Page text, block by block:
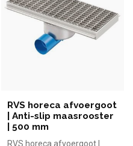
RVS horeca afvoergoot
| Anti-slip maasrooster
| 500 mm
RVS horeca afvoergoot |